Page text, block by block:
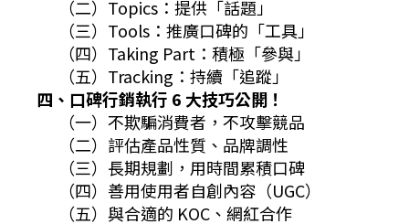
（二）Topics：提供「話題」
（三）Tools：推廣口碑的「工具」
（四）Taking Part：積極「參與」
（五）Tracking：持續「追蹤」
四、口碑行銷執行 6 大技巧公開！
（一）不欺騙消費者，不攻擊競品
（二）評估產品性質、品牌調性
（三）長期規劃，用時間累積口碑
（四）善用使用者自創內容（UGC）
（五）與合適的 KOC、網紅合作